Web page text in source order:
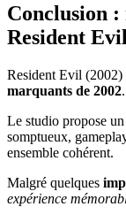
Conclusion
Resident
Resident Evil (2002)
marquants de 2002
Le studio propose
somptueux,
ensemble cohérent.
Malgré quelques
expérience